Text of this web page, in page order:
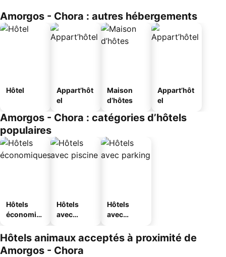
Amorgos - Chora : autres hébergements
Hôtel
Appart’hôt
el
Maison
d’hôtes
Appart’hôt
el
Amorgos - Chora : catégories d’hôtels
populaires
Hôtels
économiq
Hôtels
avec
Hôtels
avec
Hôtels animaux acceptés à proximité de
Amorgos - Chora